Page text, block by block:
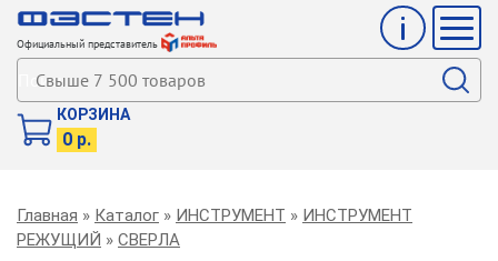
Официальный представитель
Инфо
Поиск
КОРЗИНА
0 р.
Строка
навигации
Главная Каталог ИНСТРУМЕНТ
ИНСТРУМЕНТ
РЕЖУЩИЙ
СВЕРЛА